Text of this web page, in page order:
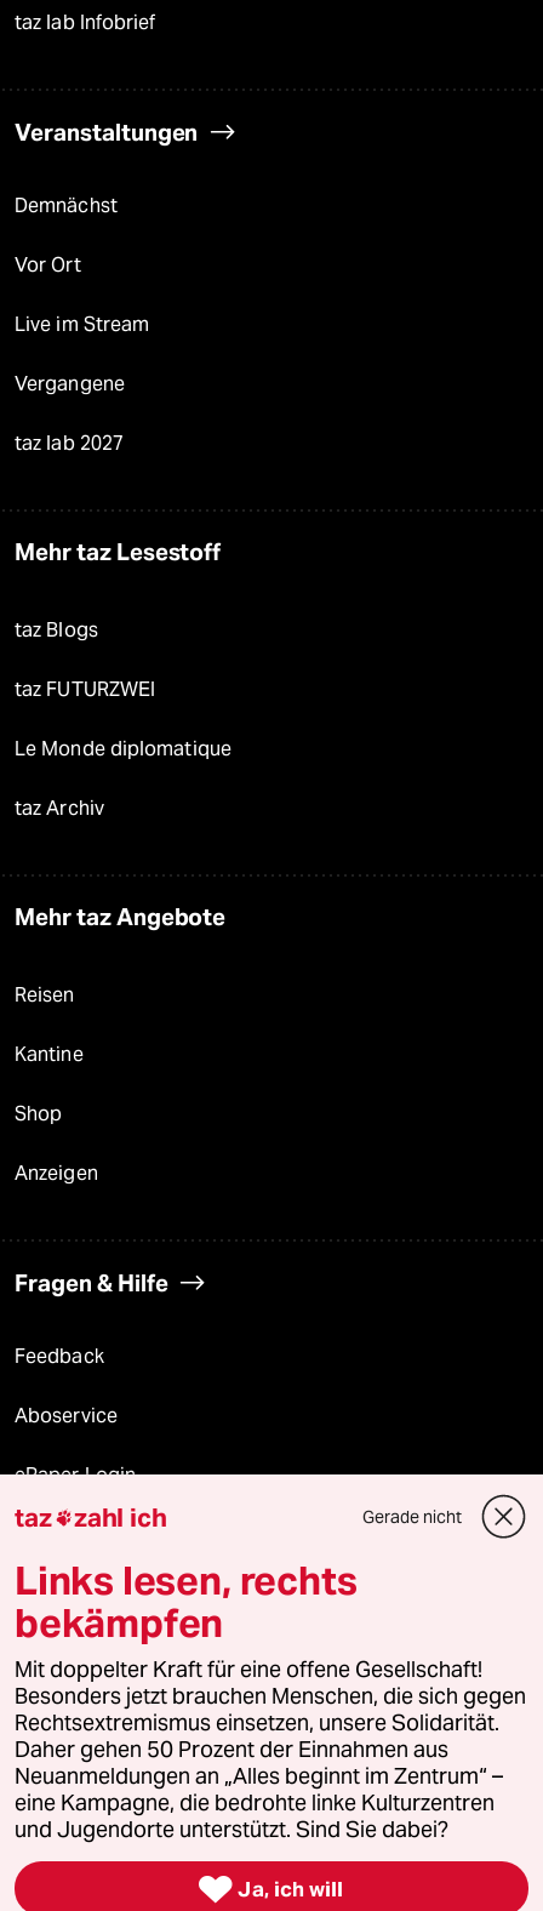
taz lab Infobrief
Veranstaltungen
Demnächst
Vor Ort
Live im Stream
Vergangene
taz lab 2027
Mehr taz Lesestoff
taz Blogs
taz FUTURZWEI
Le Monde diplomatique
taz Archiv
Mehr taz Angebote
Reisen
Kantine
Shop
Anzeigen
Fragen & Hilfe
Feedback
Aboservice
ePaper Login
Downloads für Abonnierende
© 2026 taz Verlags und Vertriebs GmbH
Alle Rechte vorbehalten. Bei rechtlichen Fragen oder für Genehmigungen
wenden Sie sich bitte an lizenzen@taz.de
Feedback Redaktionsstatut Kommune-Richtlinien
Leitlinie Informant Datenschutz Impressum AGB
Seitenwende Einwilligungen widerrufen (Ads)
taz zahl ich Gerade nicht
Links lesen, rechts
bekämpfen
Mit doppelter Kraft für eine offene Gesellschaft!
Besonders jetzt brauchen Menschen, die sich gegen
Rechtsextremismus einsetzen, unsere Solidarität.
Daher gehen 50 Prozent der Einnahmen aus
Neuanmeldungen an „Alles beginnt im Zentrum“ –
eine Kampagne, die bedrohte linke Kulturzentren
und Jugendorte unterstützt. Sind Sie dabei?
 Ja, ich will